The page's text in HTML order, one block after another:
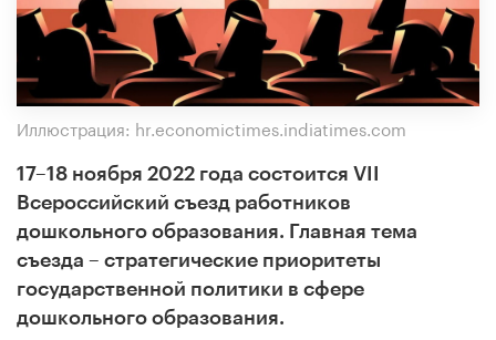
Иллюстрация: hr.economictimes.indiatimes.com
17–18 ноября 2022 года состоится VII
Всероссийский съезд работников
дошкольного образования. Главная тема
съезда – стратегические приоритеты
государственной политики в сфере
дошкольного образования.